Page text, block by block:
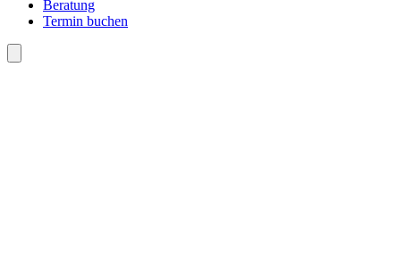
Beratung
Termin buchen